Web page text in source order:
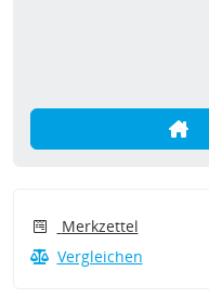
Merkzettel
Vergleichen